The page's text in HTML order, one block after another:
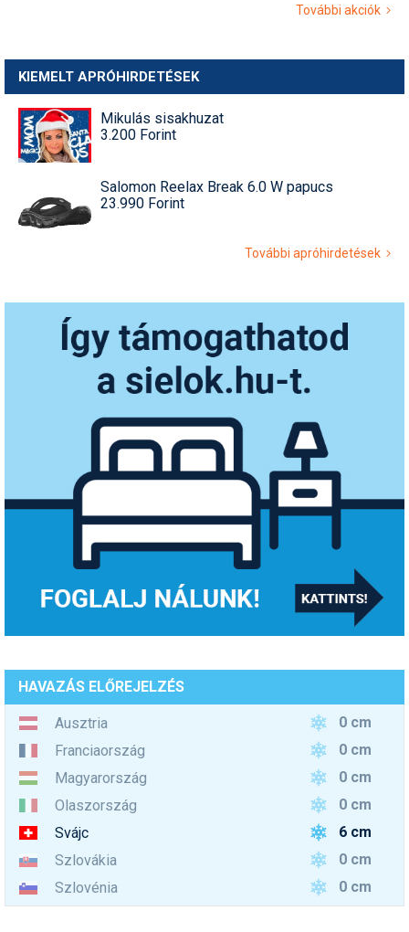
További akciók
KIEMELT APRÓHIRDETÉSEK
Mikulás sisakhuzat
3.200 Forint
Salomon Reelax Break 6.0 W papucs
23.990 Forint
További apróhirdetések
HAVAZÁS ELŐREJELZÉS
Ausztria
0 cm
Franciaország
0 cm
Magyarország
0 cm
Olaszország
0 cm
Svájc
6 cm
Szlovákia
0 cm
Szlovénia
0 cm